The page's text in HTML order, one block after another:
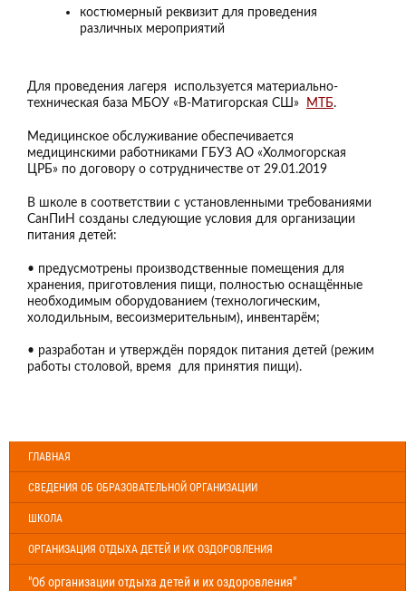
костюмерный реквизит для проведения
различных мероприятий
Для проведения лагеря используется материально-
техническая база МБОУ «В-Матигорская СШ»
МТБ.
Медицинское обслуживание обеспечивается
медицинскими работниками ГБУЗ АО «Холмогорская
ЦРБ» по договору о сотрудничестве от 29.01.2019
В школе в соответствии с установленными требованиями
СанПиН созданы следующие условия для организации
питания детей:
• предусмотрены производственные помещения для
хранения, приготовления пищи, полностью оснащённые
необходимым оборудованием (технологическим,
холодильным, весоизмерительным), инвентарём;
• разработан и утверждён порядок питания детей (режим
работы столовой, время для принятия пищи).
ГЛАВНАЯ
СВЕДЕНИЯ ОБ ОБРАЗОВАТЕЛЬНОЙ ОРГАНИЗАЦИИ
ШКОЛА
ОРГАНИЗАЦИЯ ОТДЫХА ДЕТЕЙ И ИХ ОЗДОРОВЛЕНИЯ
"Об организации отдыха детей и их оздоровления"